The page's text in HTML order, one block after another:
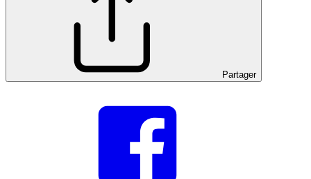
Partager